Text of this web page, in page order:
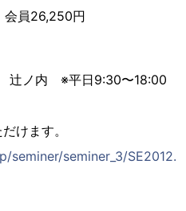
員26,250円
ノ内 ※平日9:30〜18:00
けます。
seminer_3/SE2012.